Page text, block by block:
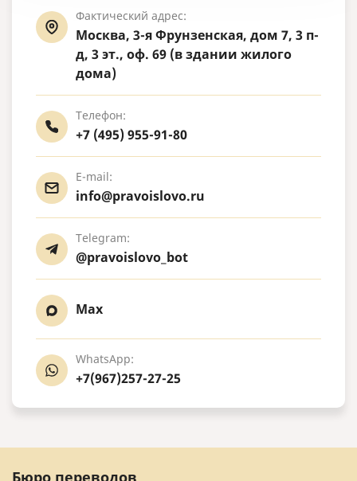
Фактический адрес:
Москва, 3-я Фрунзенская, дом 7, 3 п-
д, 3 эт., оф. 69 (в здании жилого
дома)
Телефон:
+7 (495) 955-91-80
E-mail:
info@pravoislovo.ru
Telegram:
@pravoislovo_bot
Max
WhatsApp:
+7(967)257-27-25
Бюро переводов